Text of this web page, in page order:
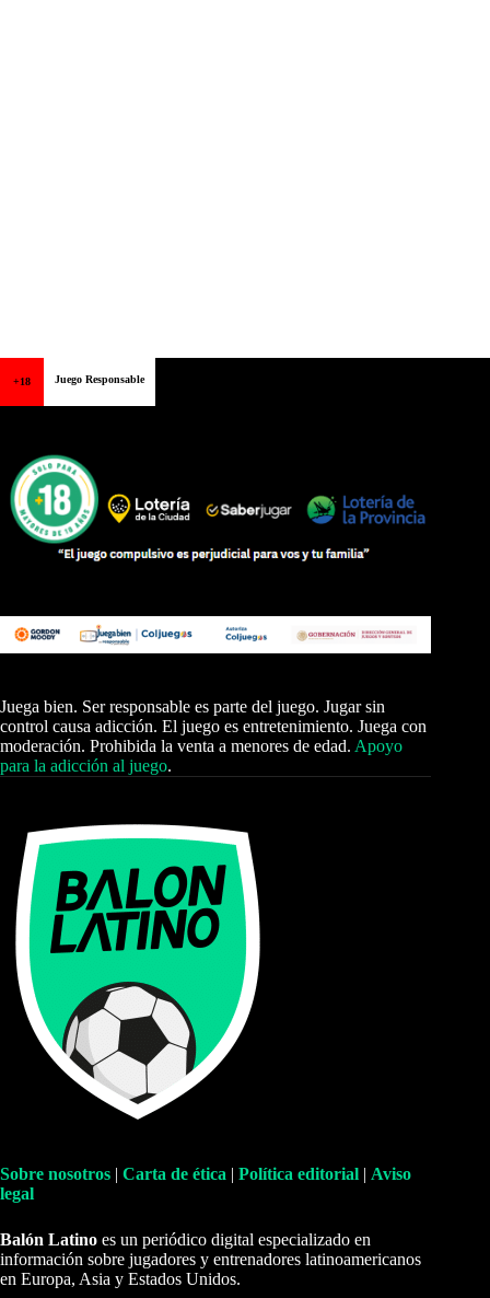
+18 Juego Responsable
Juega bien. Ser responsable es parte del juego. Jugar sin
control causa adicción. El juego es entretenimiento. Juega con
moderación. Prohibida la venta a menores de edad. Apoyo
para la adicción al juego.
Sobre nosotros | Carta de ética | Política editorial | Aviso
legal
Balón Latino es un periódico digital especializado en
información sobre jugadores y entrenadores latinoamericanos
en Europa, Asia y Estados Unidos.